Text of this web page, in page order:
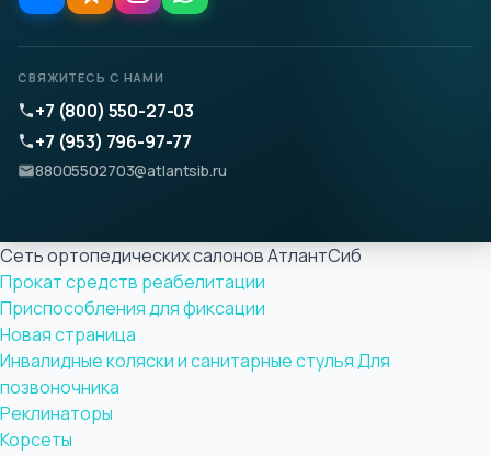
СВЯЖИТЕСЬ С НАМИ
+7 (800) 550-27-03
+7 (953) 796-97-77
88005502703@atlantsib.ru
Сеть ортопедических салонов АтлантСиб
Прокат средств реабелитации
Приспособления для фиксации
Новая страница
Инвалидные коляски и санитарные стульяДля
позвоночника
Реклинаторы
Корсеты